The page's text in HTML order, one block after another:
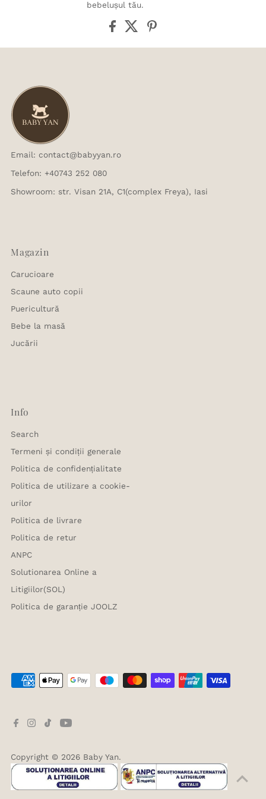
bebelușul tău.
Email: contact@babyyan.ro
Telefon: +40743 252 080
Showroom: str. Visan 21A, C1(complex Freya), Iasi
Magazin
Carucioare
Scaune auto copii
Puericultură
Bebe la masă
Jucării
Info
Search
Termeni și condiții generale
Politica de confidențialitate
Politica de utilizare a cookie-
urilor
Politica de livrare
Politica de retur
ANPC
Solutionarea Online a
Litigiilor(SOL)
Politica de garanție JOOLZ
Copyright © 2026 Baby Yan.